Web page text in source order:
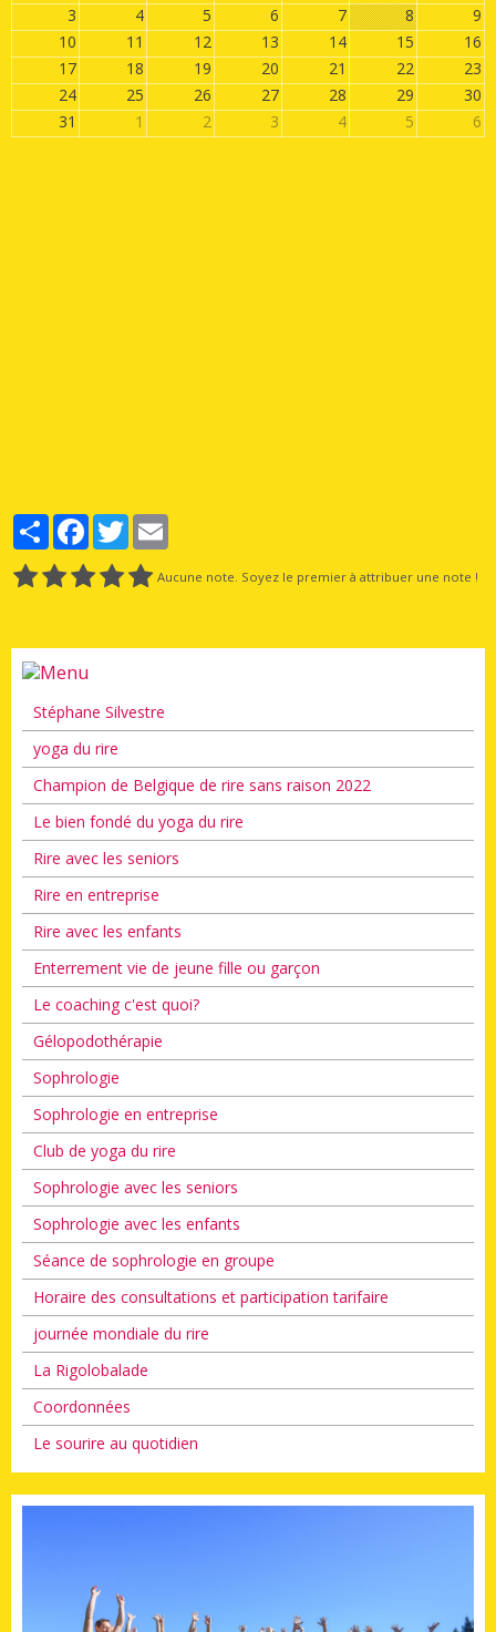
3
4 5 6 7 8
9
10
11 12 13 14 15
16
17
18 19 20 21 22
23
24
25 26 27 28 29
30
31
1 2 3 4 5 6
PartagerFacebook
Twitter
Aucune note. Soyez le premier à attribuer une note !
Stéphane Silvestre
yoga du rire
Champion de Belgique de rire sans raison 2022
Le bien fondé du yoga du rire
Rire avec les seniors
Rire en entreprise
Rire avec les enfants
Enterrement vie de jeune fille ou garçon
Le coaching c'est quoi?
Gélopodothérapie
Sophrologie
Sophrologie en entreprise
Club de yoga du rire
Sophrologie avec les seniors
Sophrologie avec les enfants
Séance de sophrologie en groupe
Horaire des consultations et participation tarifaire
journée mondiale du rire
La Rigolobalade
Coordonnées
Le sourire au quotidien